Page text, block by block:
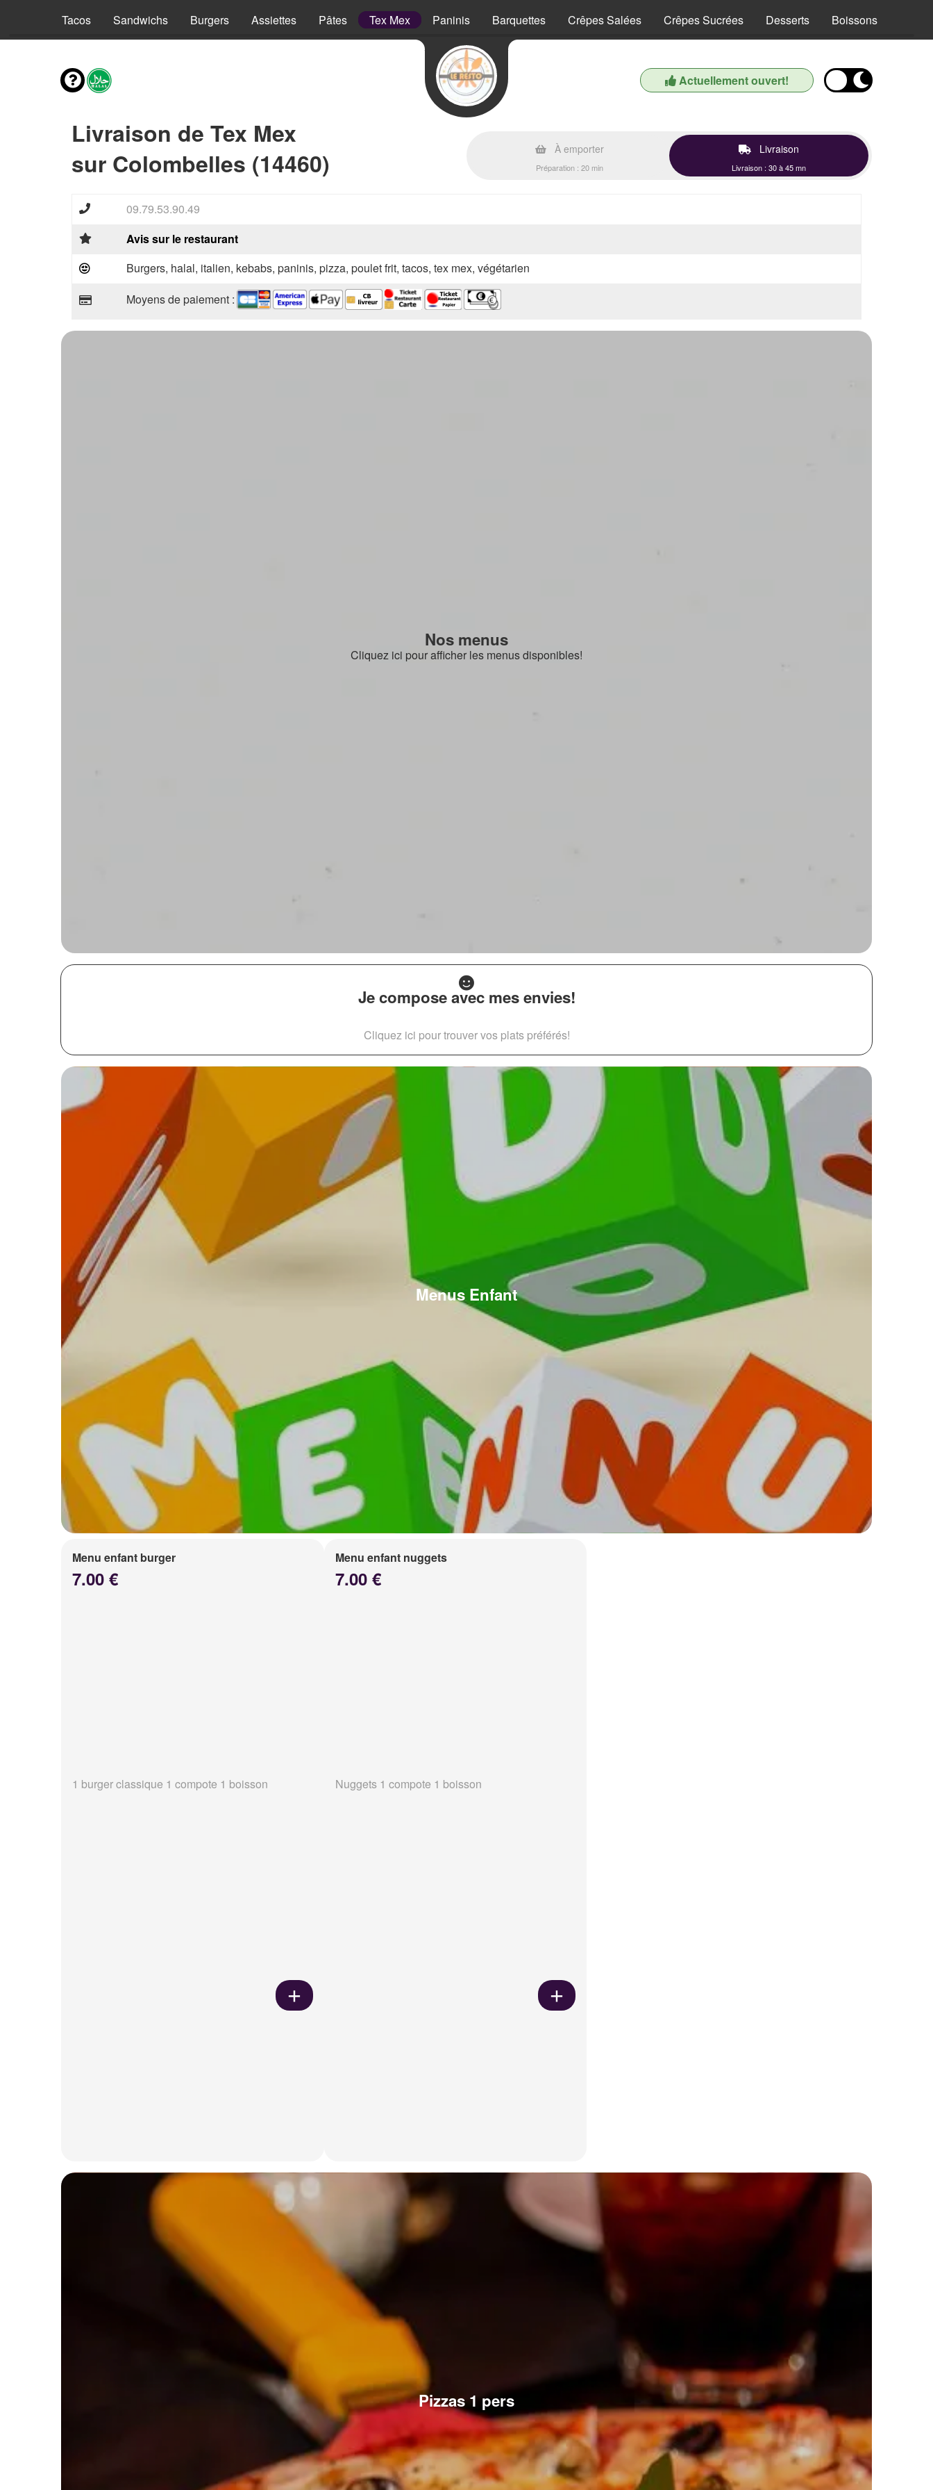
Tacos Sandwichs Burgers Assiettes Pâtes Tex Mex Paninis Barquettes Crêpes Salées Crêpes Sucrées Desserts Boissons
Actuellement ouvert!
Livraison de Tex Mex
sur Colombelles (14460)
À emporter
Préparation : 20 min
Livraison
Livraison : 30 à 45 mn
09.79.53.90.49
Avis sur le restaurant
Burgers, halal, italien, kebabs, paninis, pizza, poulet frit, tacos, tex mex, végétarien
Moyens de paiement :
Nos menus
Cliquez ici pour afficher les menus disponibles!
Je compose avec mes envies!
Cliquez ici pour trouver vos plats préférés!
Menus Enfant
Menu enfant burger
7.00 €
1 burger classique 1 compote 1 boisson
Menu enfant nuggets
7.00 €
Nuggets 1 compote 1 boisson
Pizzas 1 pers